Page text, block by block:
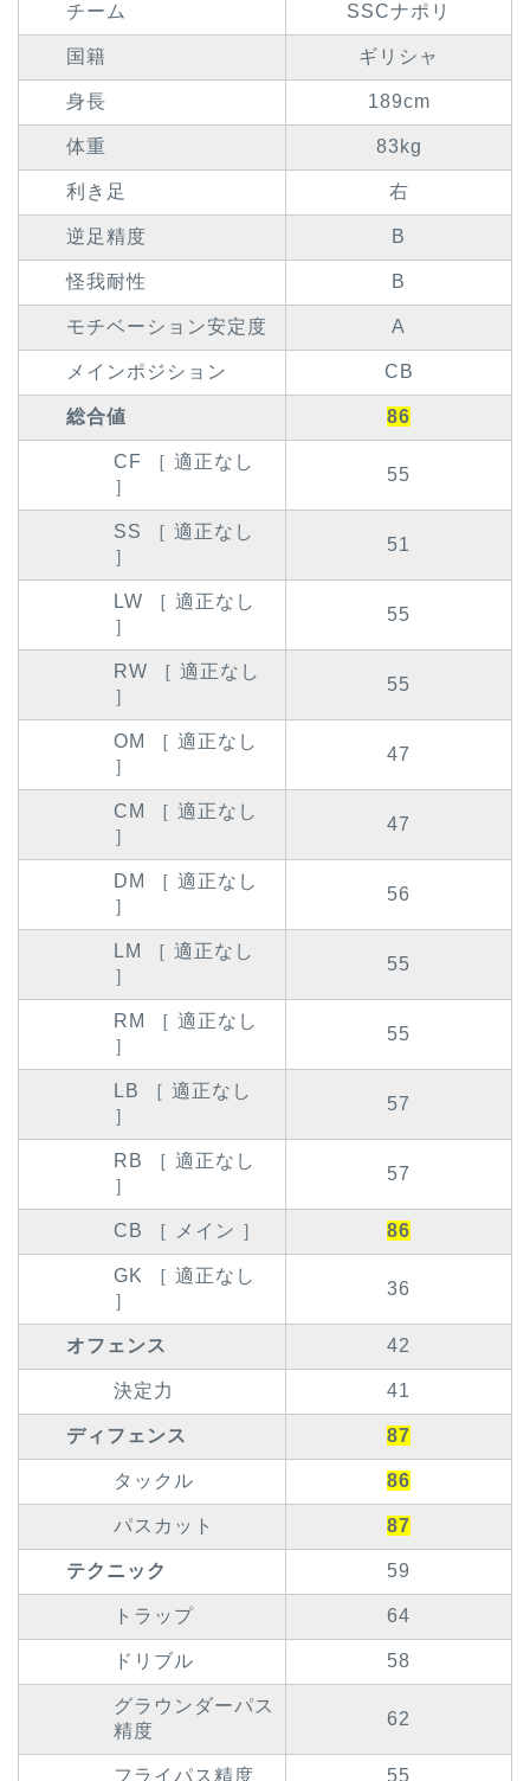
チーム SSCナポリ
国籍 ギリシャ
身長 189cm
体重 83kg
利き足 右
逆足精度 B
怪我耐性 B
モチベーション安定度 A
メインポジション CB
総合値 86
CF ［ 適正なし
］
55
SS ［ 適正なし
］
51
LW ［ 適正なし
］
55
RW ［ 適正なし
］
55
OM ［ 適正なし
］
47
CM ［ 適正なし
］
47
DM ［ 適正なし
］
56
LM ［ 適正なし
］
55
RM ［ 適正なし
］
55
LB ［ 適正なし
］
57
RB ［ 適正なし
］
57
CB ［ メイン ］ 86
GK ［ 適正なし
］
36
オフェンス 42
決定力 41
ディフェンス 87
タックル 86
パスカット 87
テクニック 59
トラップ 64
ドリブル 58
グラウンダーパス
精度
62
フライパス精度 55